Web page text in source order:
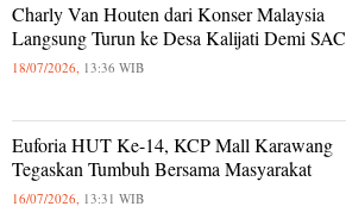
Charly Van Houten dari Konser Malaysia
Langsung Turun ke Desa Kalijati Demi SAC
18/07/2026, 13:36 WIB
Euforia HUT Ke-14, KCP Mall Karawang
Tegaskan Tumbuh Bersama Masyarakat
16/07/2026, 13:31 WIB